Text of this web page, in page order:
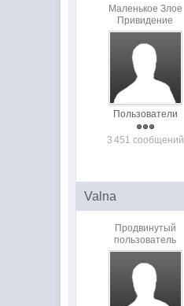
Маленькое Злое
Привидение
Пользователи
3 451 сообщений
Valna
Продвинутый
пользователь